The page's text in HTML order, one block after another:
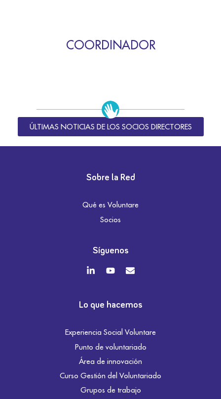
COORDINADOR
ÚLTIMAS NOTICIAS DE LOS SOCIOS DIRECTORES
Sobre la Red
Qué es Voluntare
Socios
Síguenos
Lo que hacemos
Experiencia Social Voluntare
Punto de voluntariado
Área de innovación
Curso Gestión del Voluntariado
Grupos de trabajo